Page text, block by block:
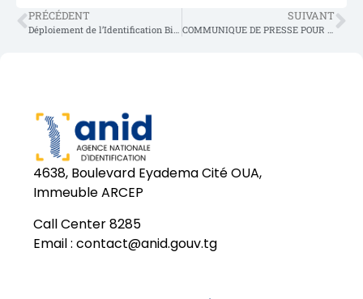
PRÉCÉDENT SUIVANT
4638, Boulevard Eyadema Cité OUA,
Immeuble ARCEP
Call Center 8285
Email : contact@anid.gouv.tg